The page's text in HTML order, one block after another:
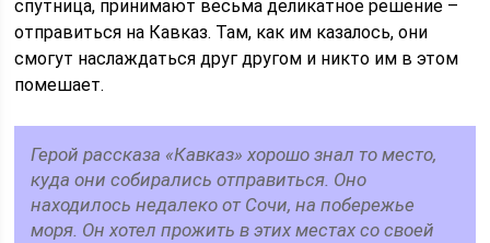
спутница, принимают весьма деликатное решение –
отправиться на Кавказ. Там, как им казалось, они
смогут наслаждаться друг другом и никто им в этом
помешает.
Герой рассказа «Кавказ» хорошо знал то место,
куда они собирались отправиться. Оно
находилось недалеко от Сочи, на побережье
моря. Он хотел прожить в этих местах со своей